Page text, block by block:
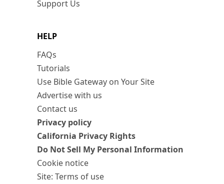
Support Us
HELP
FAQs
Tutorials
Use Bible Gateway on Your Site
Advertise with us
Contact us
Privacy policy
California Privacy Rights
Do Not Sell My Personal Information
Cookie notice
Site: Terms of use